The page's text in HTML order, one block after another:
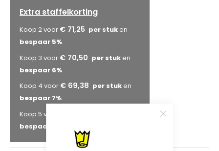
Extra staffelkorting
Koop 2 voor € 71,25
en
bespaar 5%
Koop 3 voor € 70,50
en
bespaar 6%
Koop 4 voor € 69,38
en
bespaar 7%
Koop 5 voor
bespaar